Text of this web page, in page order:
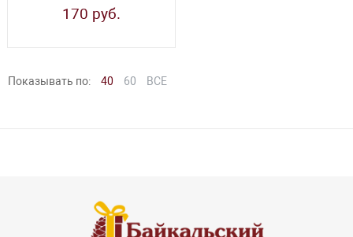
170 руб.
Показывать по: 40 60 ВСЕ